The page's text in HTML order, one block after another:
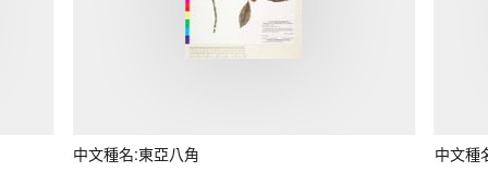
中文種名:東亞八角 中文種